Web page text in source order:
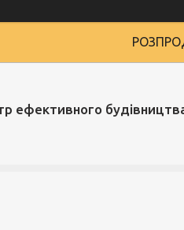
ефективного